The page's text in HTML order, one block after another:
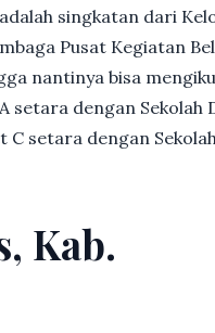
singkatan dari
Pusat Kegiatan
nantinya bisa
setara dengan Sekolah
C setara dengan Sekolah
Kab.